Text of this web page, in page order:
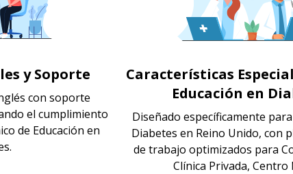
y Soporte
con soporte
el cumplimiento
de Educación en
Características
Educación en
Diseñado específicamente
Diabetes en Reino Unido, con
de trabajo optimizados para
Clínica Privada, Centro